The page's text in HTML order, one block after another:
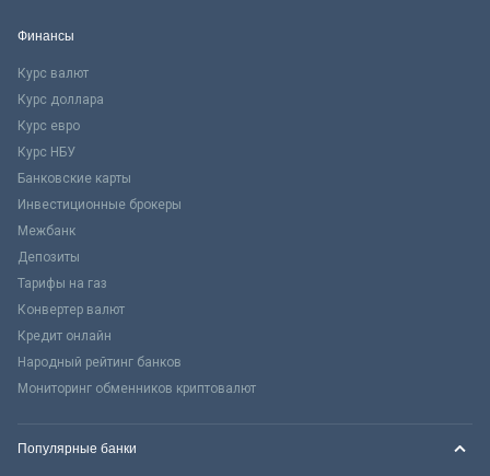
Финансы
Курс валют
Курс доллара
Курс евро
Курс НБУ
Банковские карты
Инвестиционные брокеры
Межбанк
Депозиты
Тарифы на газ
Конвертер валют
Кредит онлайн
Народный рейтинг банков
Мониторинг обменников криптовалют
Популярные банки